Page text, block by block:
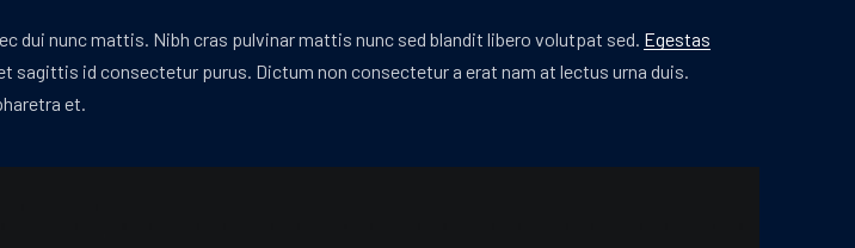
dui nunc mattis. Nibh cras pulvinar mattis nunc sed blandit libero volutpat sed. Egestas
sagittis id consectetur purus. Dictum non consectetur a erat nam at lectus urna duis.
et.